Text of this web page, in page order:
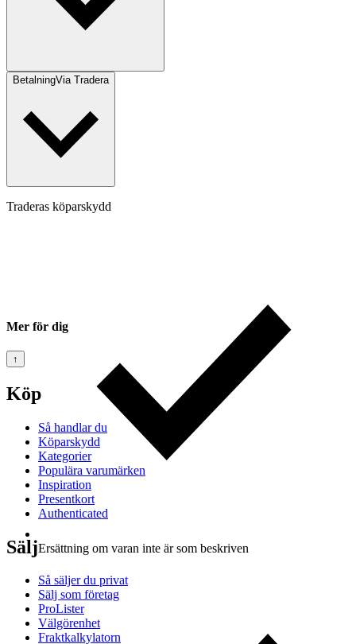
BetalningVia Tradera
Traderas köparskydd
Ersättning om varan inte är som beskriven
Mer för dig
↑
Köp
Så handlar du
Köparskydd
Kategorier
Populära varumärken
Inspiration
Presentkort
Authenticated
Sälj
Så säljer du privat
Sälj som företag
ProLister
Välgörenhet
Fraktkalkylatorn